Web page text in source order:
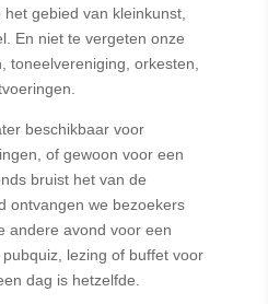
gebied van kleinkunst,
En niet te vergeten onze
toneelvereniging, orkesten,
beschikbaar voor
of gewoon voor een
bruist het van de
ontvangen we bezoekers
andere avond voor een
lezing of buffet voor
dag is hetzelfde.